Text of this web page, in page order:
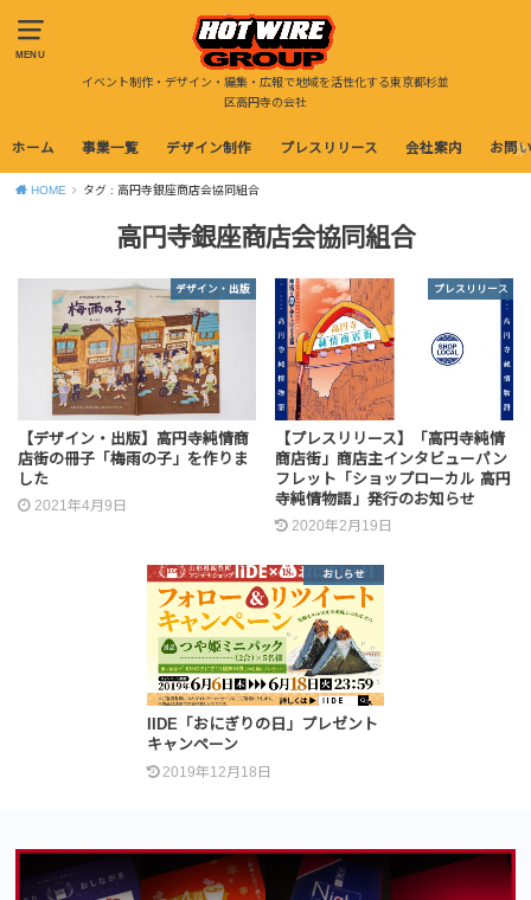
MENU
イベント制作・デザイン・編集・広報で地域を活性化する東京都杉並
区高円寺の会社
ホーム 事業一覧 デザイン制作 プレスリリース 会社案内 お問
HOME タグ : 高円寺銀座商店会協同組合
高円寺銀座商店会協同組合
デザイン・出版
【デザイン・出版】高円寺純情商
店街の冊子「梅雨の子」を作りま
した
2021年4月9日
プレスリリース
【プレスリリース】「高円寺純情
商店街」商店主インタビューパン
フレット「ショップローカル 高円
寺純情物語」発行のお知らせ
2020年2月19日
おしらせ
IIDE「おにぎりの日」プレゼント
キャンペーン
2019年12月18日